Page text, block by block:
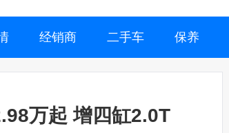
经销商 二手车 保养
万起 增四缸2.0T